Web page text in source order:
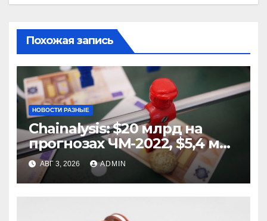
Похожая запись
НОВОСТИ РАЗНЫЕ
Chainalysis: $20 млрд на
прогнозах ЧМ-2022, $5,4 млн
из них незаконные
АВГ 3, 2026 ADMIN